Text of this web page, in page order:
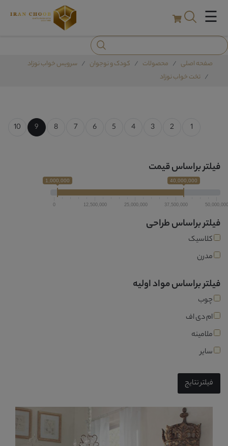
☰
صفحه اصلی محصولات کودک و نوجوان
سرویس خواب نوزاد
تخت خواب نوزاد
فیلتر براساس قیمت
1,000,000 40,000,000
0 12,500,000 25,000,000 37,500,000 50,000,000
فیلتر براساس طراحی
کلاسیک
مدرن
فیلتر براساس مواد اولیه
چوب
ام دی اف
ملامینه
سایر
فیلتر نتایج
1
2
3
4
5
6
7
8
9
10